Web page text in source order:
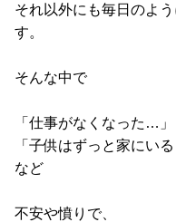
それ以外にも毎日のよ
す。
そんな中で
「仕事がなくなった…」
「子供はずっと家にい
など
不安や憤りで、